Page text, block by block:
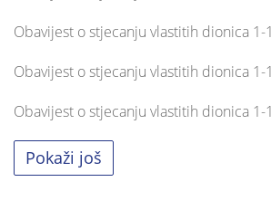
Obavijest o stjecanju vlastitih dionica
Obavijest o stjecanju vlastitih dionica
Obavijest o stjecanju vlastitih dionica
Pokaži još